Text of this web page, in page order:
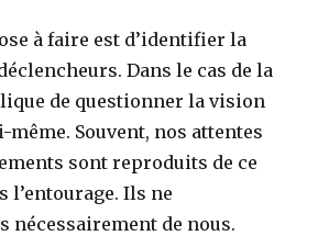
à faire est d’identifier la
Dans le cas de la
de questionner la vision
même. Souvent, nos attentes
sont reproduits de ce
l’entourage. Ils ne
nécessairement de nous.